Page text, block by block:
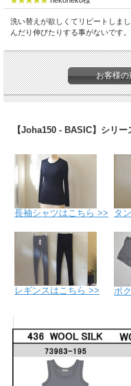
洗い替えが欲しくてリピートしま
んだり伸びたりする事がないです
お客様
【Joha150 - BASIC】シリー
長袖シャツはこちら >> タ
レギンスはこちら >> ボ